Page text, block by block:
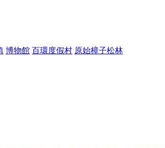
博物館 百環度假村 原始樟子松林